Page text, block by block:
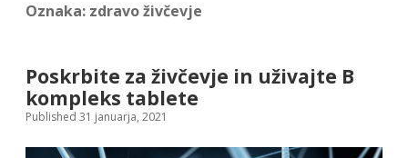
Oznaka: zdravo živčevje
Poskrbite za živčevje in uživajte B
kompleks tablete
Published 31 januarja, 2021